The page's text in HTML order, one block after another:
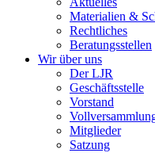
Materialien &
Rechtliches
Beratungsstellen
Wir über uns
Der LJR
Geschäftsstelle
Vorstand
Mitglieder
Satzung